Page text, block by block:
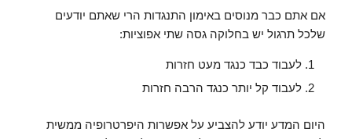
אם אתם כבר מנוסים באימון התנגדות הרי שאתם יודעים
שלכל תרגול יש בחלוקה גסה שתי אפוציות:
לעבוד כבד כנגד מעט חזרות
לעבוד קל יותר כנגד הרבה חזרות
היום המדע יודע להצביע על אפשרות היפרטרופיה ממשית